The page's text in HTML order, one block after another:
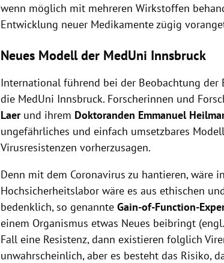
wenn möglich mit mehreren Wirkstoffen
Entwicklung neuer Medikamente zügig
Neues Modell der MedUni Innsbruck
International führend bei der Beobachtung der
die MedUni Innsbruck. Forscherinnen und
Laerund ihrem Doktoranden Emmanuel
ungefährliches und einfach umsetzbares
Virusresistenzen vorherzusagen.
Denn mit dem Coronavirus zu hantieren, wäre
Hochsicherheitslabor wäre es aus ethischen
bedenklich, so genannte Gain-of-Function-
einem Organismus etwas Neues beibringt
Fall eine Resistenz, dann existieren folglich
unwahrscheinlich, aber es besteht das Risiko,